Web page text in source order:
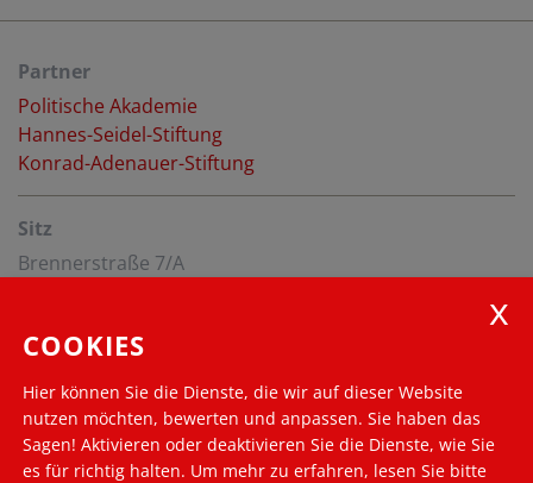
Partner
Politische Akademie
Hannes-Seidel-Stiftung
Konrad-Adenauer-Stiftung
Sitz
Brennerstraße 7/A
von 8:00 bis 12.00 Uhr
Suche nach ...
COOKIES
Hier können Sie die Dienste, die wir auf dieser Website
nutzen möchten, bewerten und anpassen. Sie haben das
Sagen! Aktivieren oder deaktivieren Sie die Dienste, wie Sie
es für richtig halten. Um mehr zu erfahren, lesen Sie bitte